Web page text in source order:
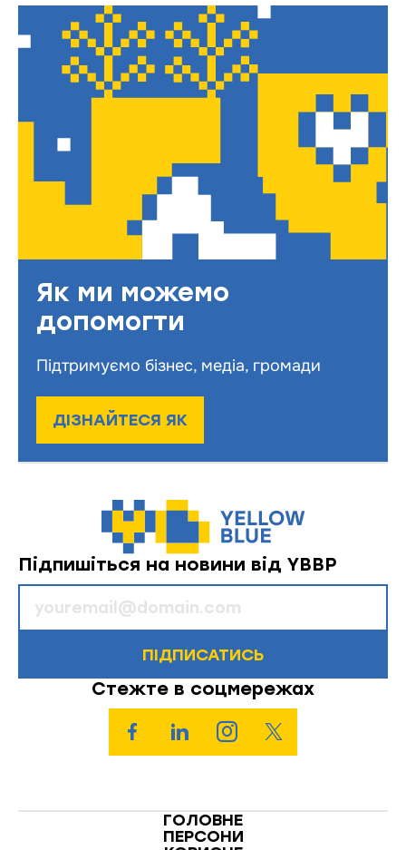
Як ми можемо
допомогти
Підтримуємо бізнес, медіа, громади
ДІЗНАЙТЕСЯ ЯК
Підпишіться на новини від YBBP
ПІДПИСАТИСЬ
Стежте в соцмережах
ГОЛОВНЕ
ПЕРСОНИ